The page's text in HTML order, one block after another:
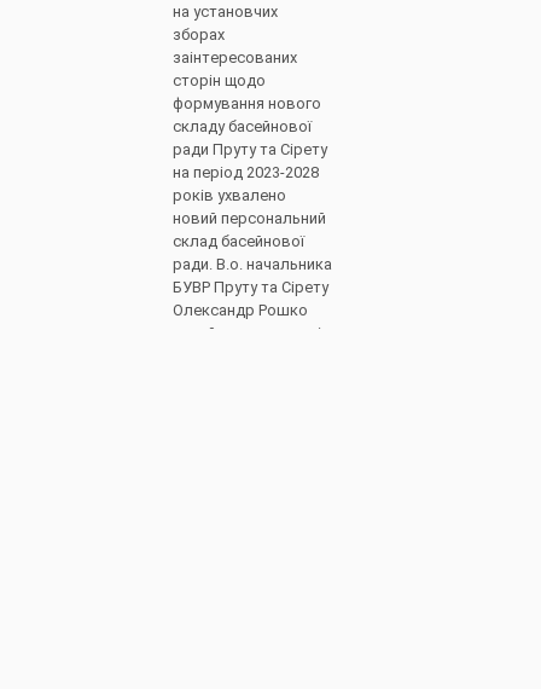
на установчих
зборах
заінтересованих
сторін щодо
формування нового
складу басейнової
ради Пруту та Сірету
на період 2023-2028
років ухвалено
новий персональний
склад басейнової
ради. В.о. начальника
БУВР Пруту та Сірету
Олександр Рошко
ознайомив присутніх